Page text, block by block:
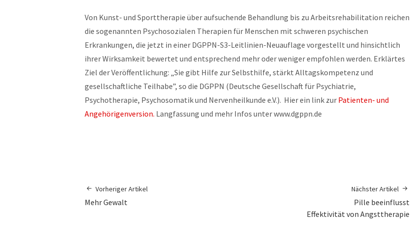
Von Kunst- und Sporttherapie über aufsuchende Behandlung bis zu Arbeitsrehabilitation reichen
die sogenannten Psychosozialen Therapien für Menschen mit schweren psychischen
Erkrankungen, die jetzt in einer DGPPN-S3-Leitlinien-Neuauflage vorgestellt und hinsichtlich
ihrer Wirksamkeit bewertet und entsprechend mehr oder weniger empfohlen werden. Erklärtes
Ziel der Veröffentlichung: „Sie gibt Hilfe zur Selbsthilfe, stärkt Alltagskompetenz und
gesellschaftliche Teilhabe”, so die DGPPN (Deutsche Gesellschaft für Psychiatrie,
Psychotherapie, Psychosomatik und Nervenheilkunde e.V.). Hier ein link zur Patienten- und
Angehörigenversion. Langfassung und mehr Infos unter www.dgppn.de
Vorheriger Artikel
Mehr Gewalt
Nächster Artikel
Pille beeinflusst
Effektivität von Angsttherapie